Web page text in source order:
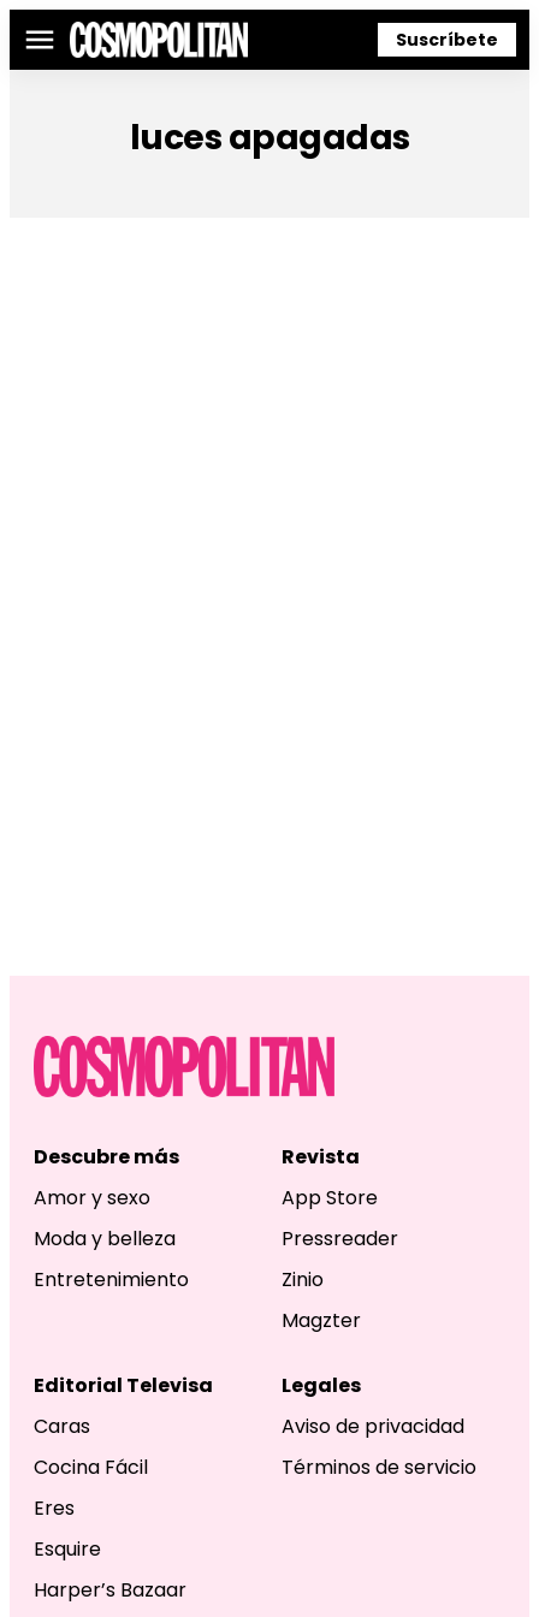
Menú Suscríbete
luces apagadas
Descubre más
Amor y sexo
Moda y belleza
Entretenimiento
Revista
App Store
Pressreader
Zinio
Magzter
Editorial Televisa
Caras
Cocina Fácil
Eres
Esquire
Harper’s Bazaar
Legales
Aviso de privacidad
Términos de servicio